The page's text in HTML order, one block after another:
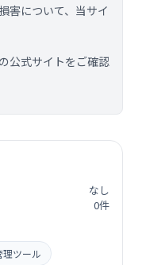
害について、当サイ
公式サイトをご確認
なし
0件
理ツール